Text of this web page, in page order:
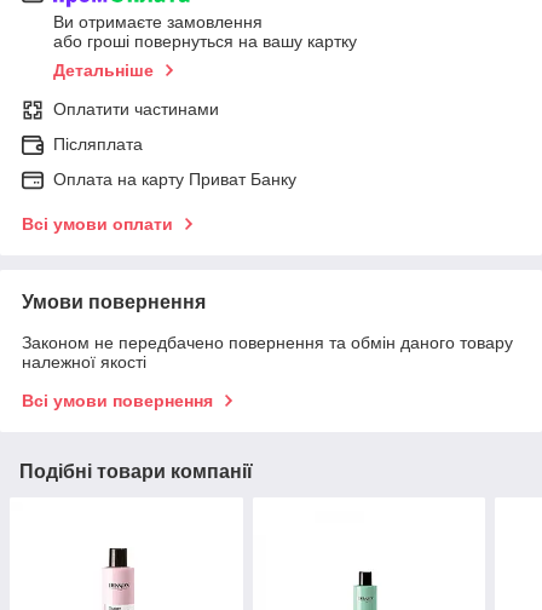
Ви отримаєте замовлення
або гроші повернуться на вашу картку
Детальніше
Оплатити частинами
Післяплата
Оплата на карту Приват Банку
Всі умови оплати
Умови повернення
Законом не передбачено повернення та обмін даного товару
належної якості
Всі умови повернення
Подібні товари компанії